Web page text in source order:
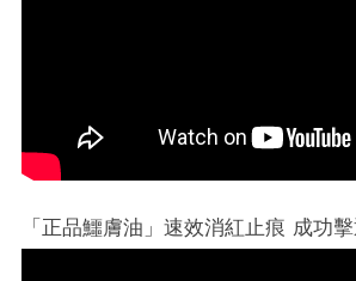
「正品鱷膚油」速效消紅止痕 成功